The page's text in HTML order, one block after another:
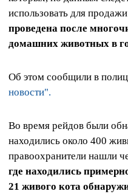
использовать для
проведена после
домашних животных в
Об этом сообщили в
новости".
Во время рейдов были
находились около 400
правоохранители нашли
где находились
21 живого кота